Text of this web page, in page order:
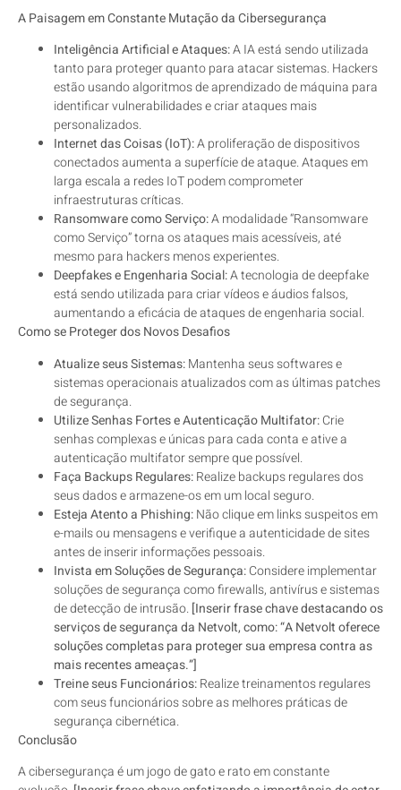
A Paisagem em Constante Mutação da Cibersegurança
Inteligência Artificial e Ataques:A IA está sendo utilizada
tanto para proteger quanto para atacar sistemas. Hackers
estão usando algoritmos de aprendizado de máquina para
identificar vulnerabilidades e criar ataques mais
personalizados.
Internet das Coisas (IoT):A proliferação de dispositivos
conectados aumenta a superfície de ataque. Ataques em
larga escala a redes IoT podem comprometer
infraestruturas críticas.
Ransomware como Serviço:A modalidade “Ransomware
como Serviço” torna os ataques mais acessíveis, até
mesmo para hackers menos experientes.
Deepfakes e Engenharia Social:A tecnologia de deepfake
está sendo utilizada para criar vídeos e áudios falsos,
aumentando a eficácia de ataques de engenharia social.
Como se Proteger dos Novos Desafios
Atualize seus Sistemas:Mantenha seus softwares e
sistemas operacionais atualizados com as últimas patches
de segurança.
Utilize Senhas Fortes e Autenticação Multifator:Crie
senhas complexas e únicas para cada conta e ative a
autenticação multifator sempre que possível.
Faça Backups Regulares:Realize backups regulares dos
seus dados e armazene-os em um local seguro.
Esteja Atento a Phishing:Não clique em links suspeitos em
e-mails ou mensagens e verifique a autenticidade de sites
antes de inserir informações pessoais.
Invista em Soluções de Segurança:Considere implementar
soluções de segurança como firewalls, antivírus e sistemas
de detecção de intrusão.[Inserir frase chave destacando os
serviços de segurança da Netvolt, como: “A Netvolt oferece
soluções completas para proteger sua empresa contra as
mais recentes ameaças.”]
Treine seus Funcionários:Realize treinamentos regulares
com seus funcionários sobre as melhores práticas de
segurança cibernética.
Conclusão
A cibersegurança é um jogo de gato e rato em constante